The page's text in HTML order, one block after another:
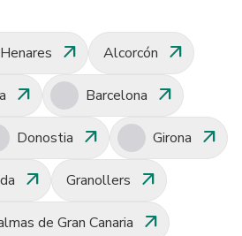
arrow_outward Alcorcón arrow_outward
arrow_outward Barcelona arrow_outward
Donostia arrow_outward Girona arrow_outward
arrow_outward Granollers arrow_outward
de Gran Canaria arrow_outward